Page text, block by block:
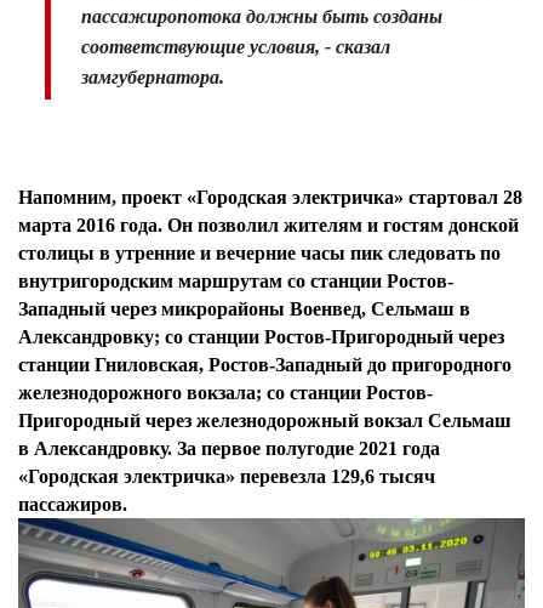
пассажиропотока должны быть созданы
соответствующие условия, - сказал
замгубернатора.
Напомним, проект «Городская электричка» стартовал 28
марта 2016 года. Он позволил жителям и гостям донской
столицы в утренние и вечерние часы пик следовать по
внутригородским маршрутам со станции Ростов-
Западный через микрорайоны Военвед, Сельмаш в
Александровку; со станции Ростов-Пригородный через
станции Гниловская, Ростов-Западный до пригородного
железнодорожного вокзала; со станции Ростов-
Пригородный через железнодорожный вокзал Сельмаш
в Александровку. За первое полугодие 2021 года
«Городская электричка» перевезла 129,6 тысяч
пассажиров.